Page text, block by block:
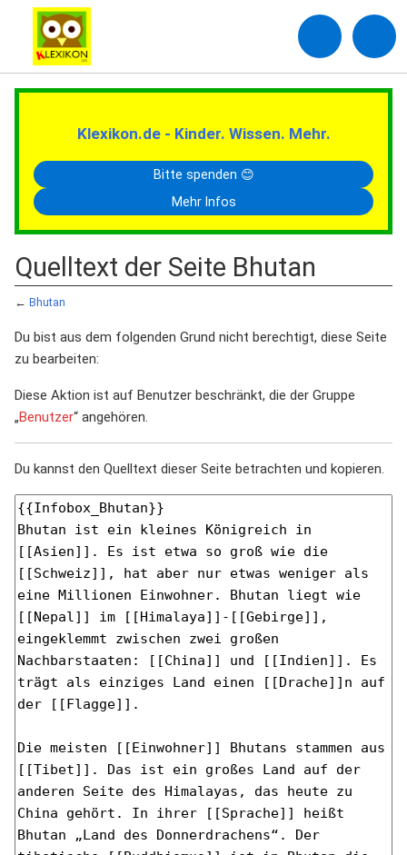
Klexikon.de - Kinder. Wissen. Mehr.
Bitte spenden 😊
Mehr Infos
Quelltext der Seite Bhutan
← Bhutan
Du bist aus dem folgenden Grund nicht berechtigt, diese Seite
zu bearbeiten:
Diese Aktion ist auf Benutzer beschränkt, die der Gruppe
„Benutzer“ angehören.
Du kannst den Quelltext dieser Seite betrachten und kopieren.